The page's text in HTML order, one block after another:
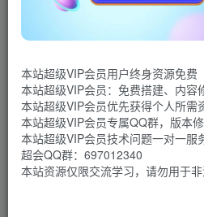
Uncrashed，新的超现实的FPV模
无人机，其设置基于真实值，你会
觉，而不会有弄坏你的无人机的
游戏视频
本站超级VIP会员用户终身资源免费
本站超级VIP会员：免费搭建、内容
本站超级VIP会员优先获得个人所需
本站超级VIP会员专属QQ群，版本
本站超级VIP会员技术问题一对一服
超会QQ群：697012340
本站资源仅限交流学习，请勿用于非